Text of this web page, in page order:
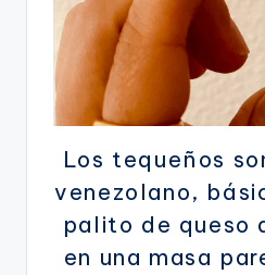
Los tequeños
venezolano,
palito de queso
en una masa